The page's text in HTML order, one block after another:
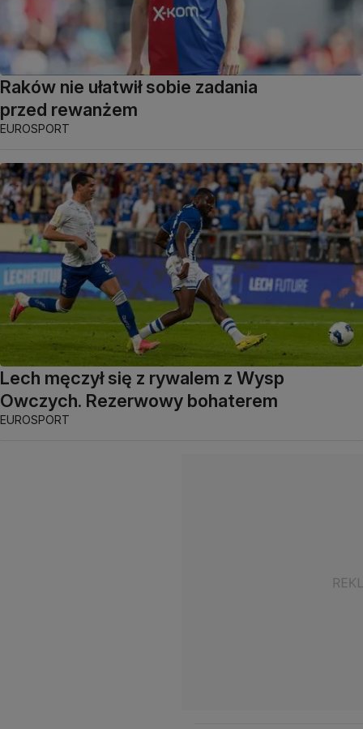
Raków nie ułatwił sobie zadania
przed rewanżem
EUROSPORT
Lech męczył się z rywalem z Wysp
Owczych. Rezerwowy bohaterem
EUROSPORT